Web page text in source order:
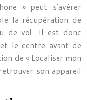
» peut s’avérer
la récupération de
de vol. Il est donc
le contre avant de
de « Localiser mon
son appareil